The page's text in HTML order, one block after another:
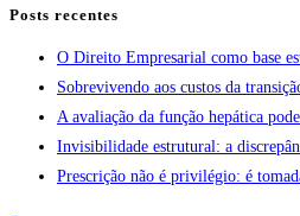
Posts recentes
O Direito Empresarial como base
Sobrevivendo aos custos da
A avaliação da função hepática
Invisibilidade estrutural: a
Prescrição não é privilégio: é